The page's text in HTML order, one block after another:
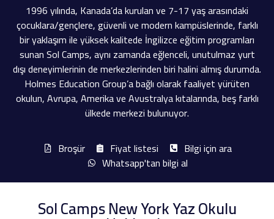
1996 yılında, Kanada’da kurulan ve 7-17 yaş arasındaki
çocuklara/gençlere, güvenli ve modern kampüslerinde, farklı
bir yaklaşım ile yüksek kalitede İngilizce eğitim programları
sunan Sol Camps, aynı zamanda eğlenceli, unutulmaz yurt
dışı deneyimlerinin de merkezlerinden biri halini almış durumda.
Holmes Education Group’a bağlı olarak faaliyet yürüten
okulun, Avrupa, Amerika ve Avustralya kıtalarında, beş farklı
ülkede merkezi bulunuyor.
Broşür
Fiyat listesi
Bilgi için ara
Whatsapp'tan bilgi al
Sol Camps New York Yaz Okulu